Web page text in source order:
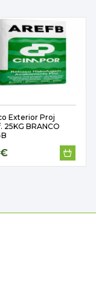
Exterior Proj
25KG BRANCO